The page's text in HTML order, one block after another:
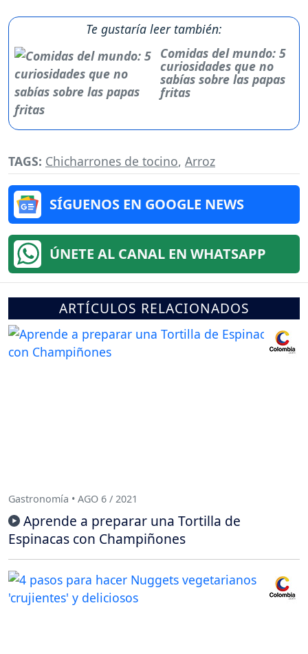
Te gustaría leer también:
Comidas del mundo: 5
curiosidades que no
sabías sobre las papas
fritas
TAGS: Chicharrones de tocino, Arroz
SÍGUENOS EN GOOGLE NEWS
ÚNETE AL CANAL EN WHATSAPP
ARTÍCULOS RELACIONADOS
Gastronomía • AGO 6 / 2021
Aprende a preparar una Tortilla de
Espinacas con Champiñones